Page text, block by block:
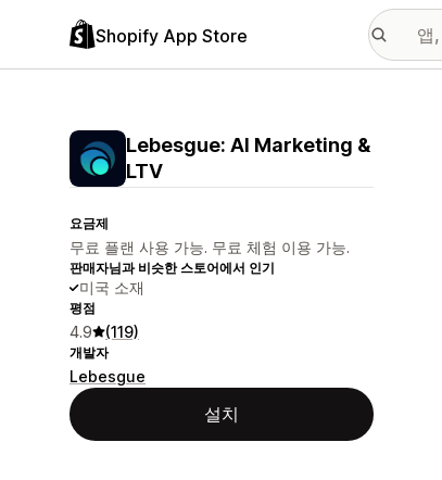
Shopify App Store
Lebesgue: AI Marketing &
LTV
요금제
무료 플랜 사용 가능. 무료 체험 이용 가능.
판매자님과 비슷한 스토어에서 인기
미국 소재
평점
4.9 (119)
개발자
Lebesgue
설치